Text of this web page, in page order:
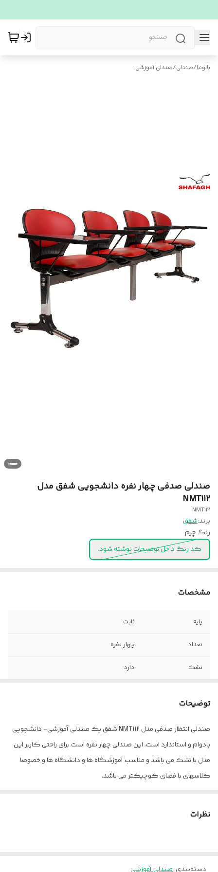
پالونیا/صندلی/صندلی آموزشی
صندلی صدفی چهار نفره دانشجویی شفق مدل
NMT112
NMT112
برند:شفق
رنگ چرم
کد رنگ داخل توضیحات نوشته شود.
مشخصات
پایه ثابت
تعداد چهار نفره
تشک دارد
توضیحات
صندلی انتظار صدفی مدل NMT112 شفق یک صندلی آموزشی- دانشجویی
بادوام و استاندارد است. این صندلی چهار نفره است برای راحتی کاربر این
مدل با تشک می باشد و مناسب آموزشگاه ها و دانشگاه ها و خصوصا
کلاسهای با فضای کوچیکتر می باشد.
نظرات
دسته‌بندی:صندلی آموزشی